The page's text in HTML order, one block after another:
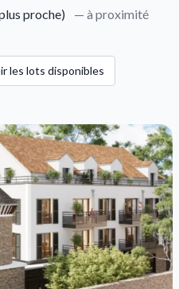
proche) — à proximité
les lots disponibles